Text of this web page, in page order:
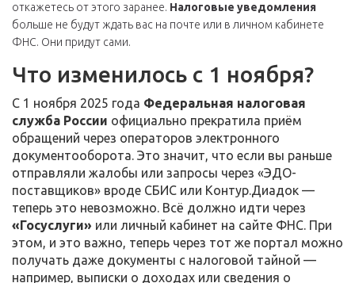
откажетесь от этого заранее. Налоговые уведомления
больше не будут ждать вас на почте или в личном кабинете
ФНС. Они придут сами.
Что изменилось с 1 ноября?
С 1 ноября 2025 года Федеральная налоговая
служба России официально прекратила приём
обращений через операторов электронного
документооборота. Это значит, что если вы раньше
отправляли жалобы или запросы через «ЭДО-
поставщиков» вроде СБИС или Контур.Диадок —
теперь это невозможно. Всё должно идти через
«Госуслуги» или личный кабинет на сайте ФНС. При
этом, и это важно, теперь через тот же портал можно
получать даже документы с налоговой тайной —
например, выписки о доходах или сведения о